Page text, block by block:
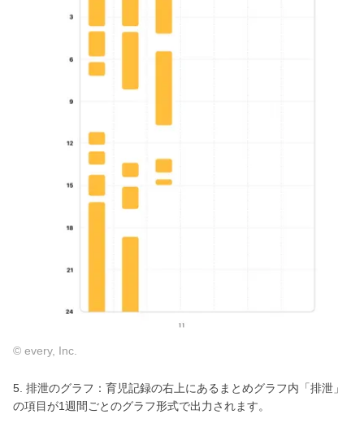
© every, Inc.
5. 排泄のグラフ：育児記録の右上にあるまとめグラフ内「排泄」
の項目が1週間ごとのグラフ形式で出力されます。